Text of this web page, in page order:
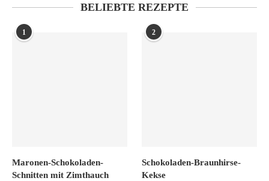
BELIEBTE REZEPTE
1
Maronen-Schokoladen-
Schnitten mit Zimthauch
2
Schokoladen-Braunhirse-
Kekse